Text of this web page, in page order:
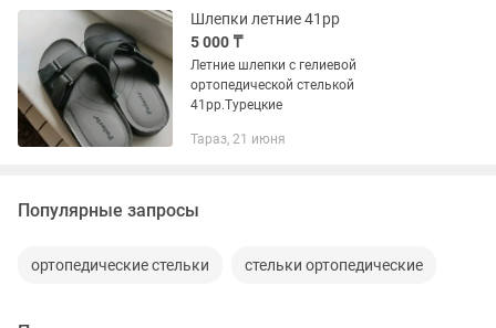
Страна...
Шлепки летние 41рр
5 000 ₸
Летние шлепки с гелиевой
ортопедической стелькой
41рр.Турецкие
Тараз, 21 июня
Популярные запросы
ортопедические стельки стельки ортопедические